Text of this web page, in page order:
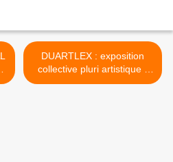
DUARTLEX : exposition
collective pluri artistique -
La Chapelle St Mesmin du